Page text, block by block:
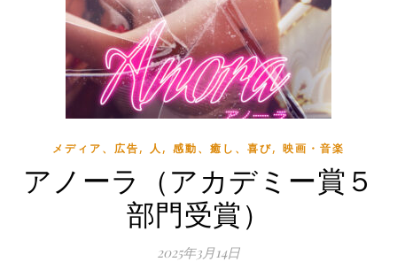
メディア、広告, 人 , 感動、癒し、喜び, 映画・音楽
アノーラ（アカデミー賞５
部門受賞）
2025年3月14日